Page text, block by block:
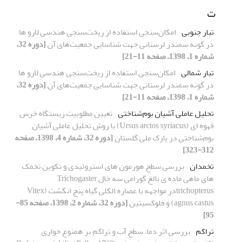
ت
تبار جنوبی امکان‌سنجی استفاده از ریخت‌سنجی هندسی لارو‌ ها
در گونه سمندر لرستانی جهت شناسایی جمعیت‌های آن
[دوره 32،
شماره 1، 1398، صفحه 11-21]
تبار شمالی امکان‌سنجی استفاده از ریخت‌سنجی هندسی لارو‌ ها
در گونه سمندر لرستانی جهت شناسایی جمعیت‌های آن
[دوره 32،
شماره 1، 1398، صفحه 11-21]
تحلیل عاملی آشیان بوم‌شناختی تعیین مطلوبیت زیستگاه خرس
قهوه ای (Ursus arctos syriacus) با روش تحلیل عاملی آشیان
بوم‌شناختی در پارک ملی گلستان
[دوره 32، شماره 4، 1398، صفحه
312-323]
تخمدان بررسی سطح هورمون های استروئیدی و تکوین تخمک
های ماهی ماده ی بالغ گورامی سه خال Trichogaster
trichopterusدر مواجهه با عصاره الکلی گیاه پنج انگشت (Vitex
agnus castus) و فلوکسیتین
[دوره 32، شماره 2، 1398، صفحه 85-
95]
تراکم بررسی اثر دما، سطح آب و تراکم بر همنوع خواری